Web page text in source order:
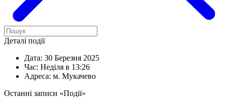
Деталі події
Дата: 30 Березня 2025
Час: Неділя в 13:26
Адреса: м. Мукачево
Останні записи «Події»